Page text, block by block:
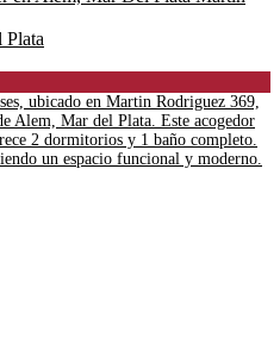
Plata
ubicado en Martin Rodriguez 369,
Alem, Mar del Plata. Este acogedor
2 dormitorios y 1 baño completo.
un espacio funcional y moderno.